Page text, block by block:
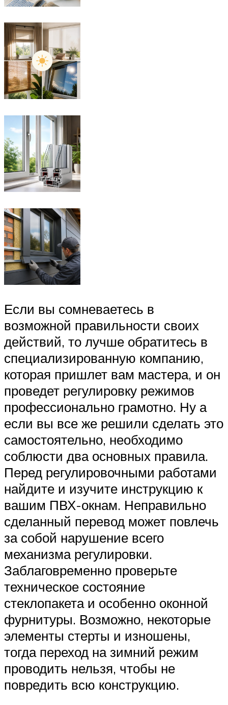
Если вы сомневаетесь в
возможной правильности своих
действий, то лучше обратитесь в
специализированную компанию,
которая пришлет вам мастера, и он
проведет регулировку режимов
профессионально грамотно. Ну а
если вы все же решили сделать это
самостоятельно, необходимо
соблюсти два основных правила.
Перед регулировочными работами
найдите и изучите инструкцию к
вашим ПВХ-окнам. Неправильно
сделанный перевод может повлечь
за собой нарушение всего
механизма регулировки.
Заблаговременно проверьте
техническое состояние
стеклопакета и особенно оконной
фурнитуры. Возможно, некоторые
элементы стерты и изношены,
тогда переход на зимний режим
проводить нельзя, чтобы не
повредить всю конструкцию.